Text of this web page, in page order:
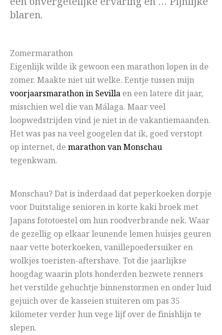
blaren.
Zomermarathon
Eigenlijk wilde ik gewoon een marathon lopen in de
zomer. Maakte niet uit welke. Eentje tussen mijn
voorjaarsmarathon in Sevilla en een latere dit jaar,
misschien wel die van Málaga. Maar veel
loopwedstrijden vind je niet in de vakantiemaanden.
Het was pas na veel googelen dat ik, goed verstopt
op internet, de marathon van Monschau
tegenkwam.
Monschau? Dat is inderdaad dat peperkoeken dorpje
voor Duitstalige senioren in korte kaki broek met
Japans fototoestel om hun roodverbrande nek. Waar
de gezellig op elkaar leunende lemen huisjes geuren
naar vette boterkoeken, vanillepoedersuiker en
wolkjes toeristen-aftershave. Tot die jaarlijkse
hoogdag waarin plots honderden bezwete renners
het verstilde gehuchtje binnenstormen en onder luid
gejuich over de kasseien stuiteren om pas 35
kilometer verder hun vege lijf over de finishlijn te
slepen.